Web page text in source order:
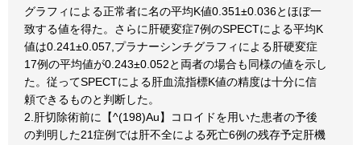
グラフィによる正常者に名の平均K値0.351±0.036とほぼ一
致する値を得た。さらに肝硬変症7例のSPECTによる平均K
値は0.241±0.057,プラナーシンチグラフィによる肝硬変症
17例の平均値が0.243±0.052と両者の場合も同様の値を示し
た。従ってSPECTによる肝血流指標K値の精度は十分に信
頼できるものと判断した。
2.肝切除術前に【^(198)Au】コロイドを用いた患者の予後
の判明した21症例では肝不全による死亡6例の残存予定肝機